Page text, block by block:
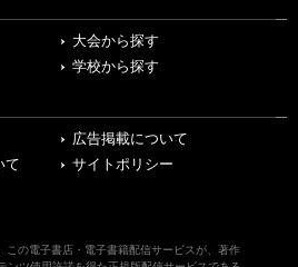
大会から探す
学校から探す
広告掲載について
て
サイトポリシー
この電子書店・電子書籍配信サービスが、著作